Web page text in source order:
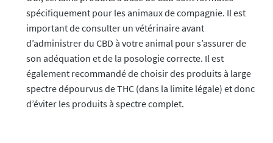
spécifiquement pour les animaux de compagnie. Il est
important de consulter un vétérinaire avant
d’administrer du CBD à votre animal pour s’assurer de
son adéquation et de la posologie correcte. Il est
également recommandé de choisir des produits à large
spectre dépourvus de THC (dans la limite légale) et donc
d’éviter les produits à spectre complet.